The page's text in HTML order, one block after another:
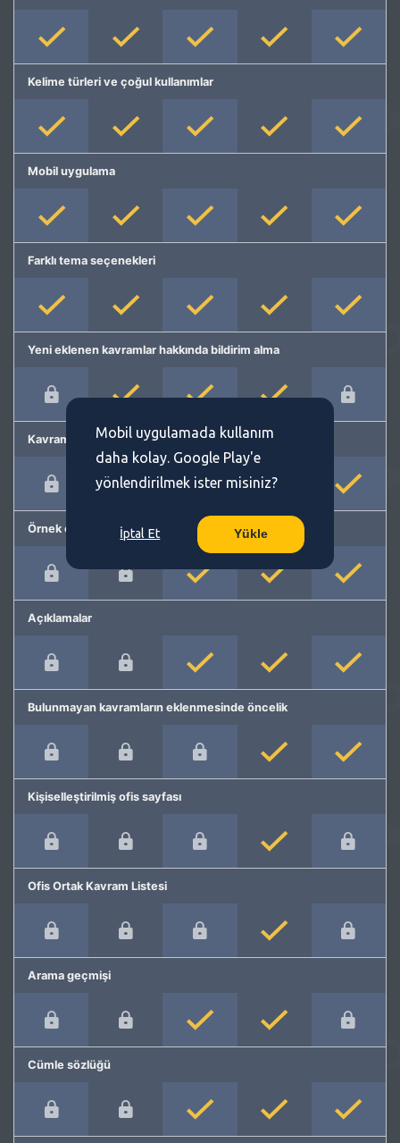
Kelime türleri ve çoğul kullanımlar
Mobil uygulama
Farklı tema seçenekleri
Yeni eklenen kavramlar hakkında bildirim alma
Kavram önerme
Örnek cümleler
Açıklamalar
Bulunmayan kavramların eklenmesinde öncelik
Kişiselleştirilmiş ofis sayfası
Ofis Ortak Kavram Listesi
Arama geçmişi
Cümle sözlüğü
Mobil uygulamada kullanım
daha kolay. Google Play'e
yönlendirilmek ister misiniz?
İptal Et Yükle